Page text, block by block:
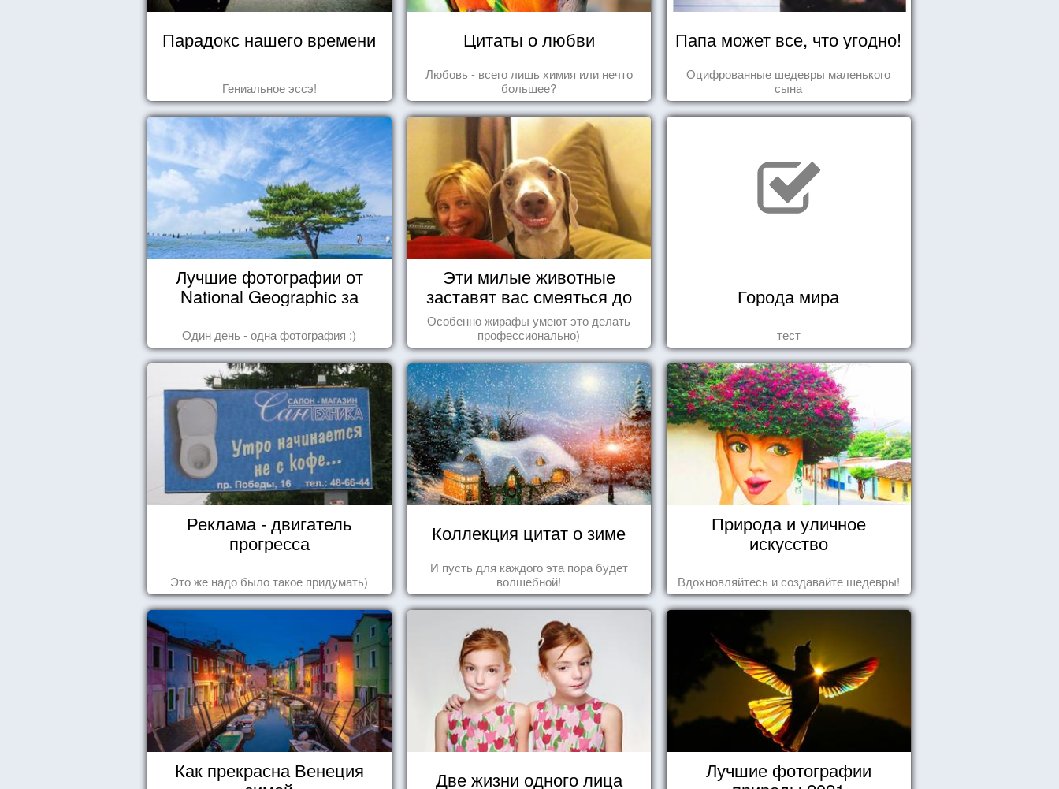
Парадокс нашего времени
Гениальное эссэ!
Цитаты о любви
Любовь - всего лишь химия или нечто
большее?
Папа может все, что угодно!
Оцифрованные шедевры маленького
сына
Лучшие фотографии от
National Geographic за
Один день - одна фотография :)
Эти милые животные
заставят вас смеяться до
упаду!
Особенно жирафы умеют это делать
профессионально)
Города мира
тест
Реклама - двигатель
прогресса
Это же надо было такое придумать)
Коллекция цитат о зиме
И пусть для каждого эта пора будет
волшебной!
Природа и уличное
искусство
Вдохновляйтесь и создавайте шедевры!
Как прекрасна Венеция
Две жизни одного лица
Лучшие фотографии